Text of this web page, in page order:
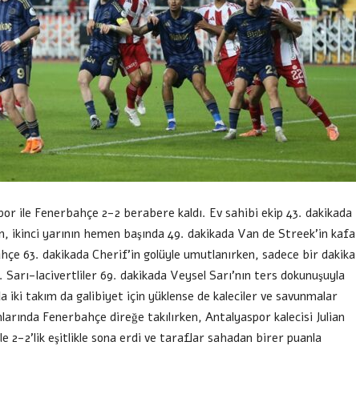
ile Fenerbahçe 2-2 berabere kaldı. Ev sahibi ekip 43. dakikada
ikinci yarının hemen başında 49. dakikada Van de Streek’in kafa
63. dakikada Cherif’in golüyle umutlanırken, sadece bir dakika
Sarı-lacivertliler 69. dakikada Veysel Sarı’nın ters dokunuşuyla
iki takım da galibiyet için yüklense de kaleciler ve savunmalar
Fenerbahçe direğe takılırken, Antalyaspor kalecisi Julian
2-2’lik eşitlikle sona erdi ve taraflar sahadan birer puanla